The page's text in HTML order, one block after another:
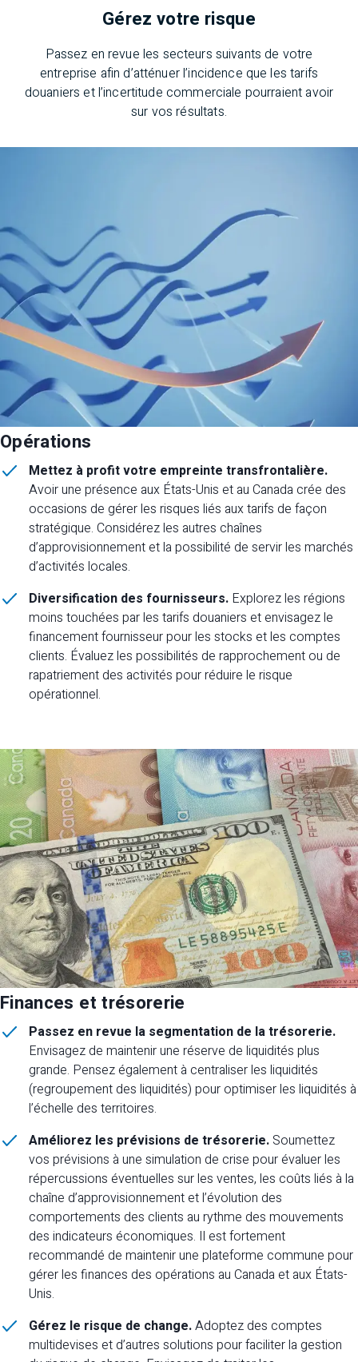
Gérez votre risque
Passez en revue les secteurs suivants de votre
entreprise afin d’atténuer l’incidence que les tarifs
douaniers et l’incertitude commerciale pourraient avoir
sur vos résultats.
Opérations
Mettez à profit votre empreinte transfrontalière.
Avoir une présence aux États-Unis et au Canada crée des
occasions de gérer les risques liés aux tarifs de façon
stratégique. Considérez les autres chaînes
d’approvisionnement et la possibilité de servir les marchés
d’activités locales.
Diversification des fournisseurs. Explorez les régions
moins touchées par les tarifs douaniers et envisagez le
financement fournisseur pour les stocks et les comptes
clients. Évaluez les possibilités de rapprochement ou de
rapatriement des activités pour réduire le risque
opérationnel.
Finances et trésorerie
Passez en revue la segmentation de la trésorerie.
Envisagez de maintenir une réserve de liquidités plus
grande. Pensez également à centraliser les liquidités
(regroupement des liquidités) pour optimiser les liquidités à
l’échelle des territoires.
Améliorez les prévisions de trésorerie. Soumettez
vos prévisions à une simulation de crise pour évaluer les
répercussions éventuelles sur les ventes, les coûts liés à la
chaîne d’approvisionnement et l’évolution des
comportements des clients au rythme des mouvements
des indicateurs économiques. Il est fortement
recommandé de maintenir une plateforme commune pour
gérer les finances des opérations au Canada et aux États-
Unis.
Gérez le risque de change.Adoptez des comptes
multidevises et d’autres solutions pour faciliter la gestion